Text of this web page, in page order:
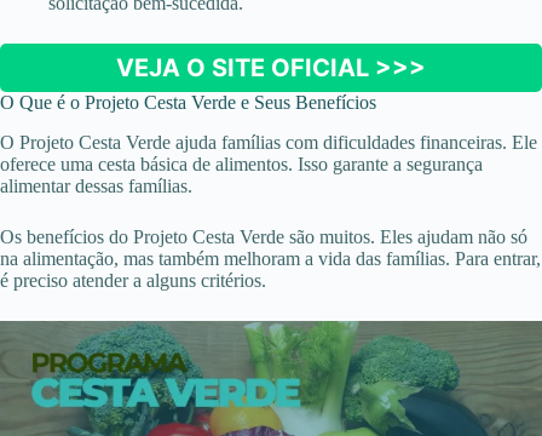
VEJA O SITE OFICIAL >>>
O Que é o Projeto Cesta Verde e Seus Benefícios
O Projeto Cesta Verde ajuda famílias com dificuldades financeiras. Ele
oferece uma cesta básica de alimentos. Isso garante a segurança
alimentar dessas famílias.
Os benefícios do Projeto Cesta Verde são muitos. Eles ajudam não só
na alimentação, mas também melhoram a vida das famílias. Para entrar,
é preciso atender a alguns critérios.